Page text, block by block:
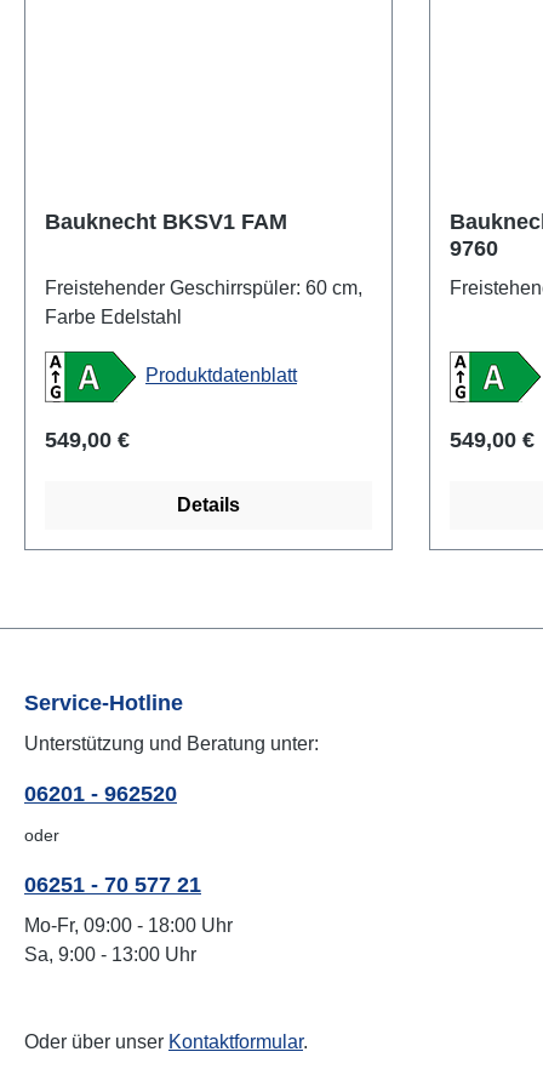
Bauknecht BKSV1 FAM
Freistehender Geschirrspüler: 60 cm,
Farbe Edelstahl
Produktdatenblatt
Regulärer Preis:
549,00 €
Details
9760
549,00 €
Service-Hotline
Unterstützung und Beratung unter:
06201 - 962520
oder
06251 - 70 577 21
Mo-Fr, 09:00 - 18:00 Uhr
Sa, 9:00 - 13:00 Uhr
Oder über unser Kontaktformular.